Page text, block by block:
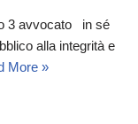
3 avvocato in sé
alla integrità e
More »